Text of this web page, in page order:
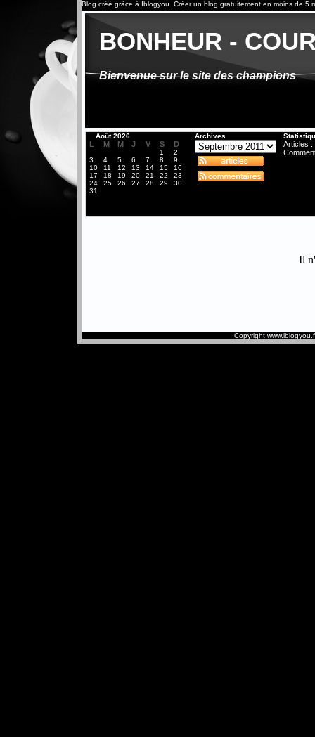
Blog créé grâce à Iblogyou Créer un blog gratuitement en moins de 5
BONHEUR -
Bienvenue sur le site des champions
Août 2026
L M M J V S D
1
2
3
4 5 6 7 8
9
10
11 12 13 14 15
16
17
18 19 20 21 22
23
24
25 26 27 28 29
30
31
Archives
Articles :
Il
Copyright